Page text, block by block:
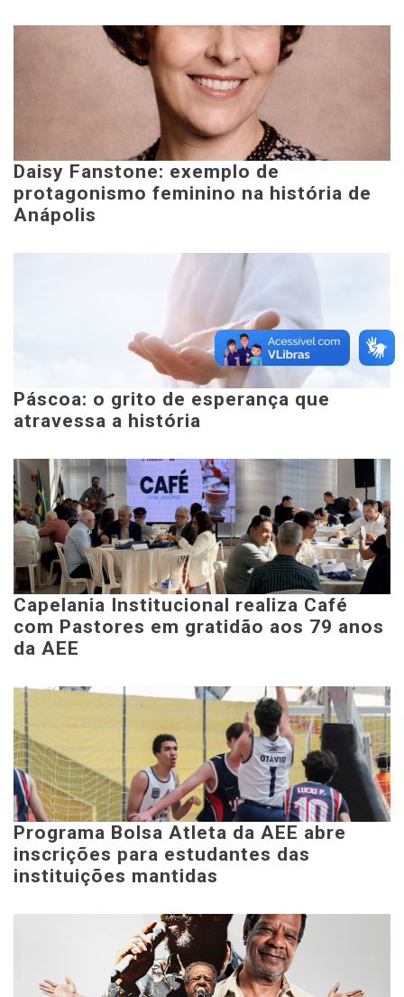
Daisy Fanstone: exemplo de
protagonismo feminino na história de
Anápolis
Páscoa: o grito de esperança que
atravessa a história
Capelania Institucional realiza Café
com Pastores em gratidão aos 79 anos
da AEE
Programa Bolsa Atleta da AEE abre
inscrições para estudantes das
instituições mantidas